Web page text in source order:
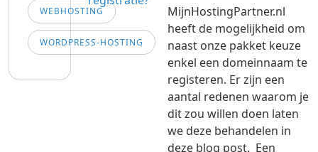
WEBHOSTING
WORDPRESS-HOSTING
MijnHostingPartner.nl
heeft de mogelijkheid om
naast onze pakket keuze
enkel een domeinnaam te
registeren. Er zijn een
aantal redenen waarom je
dit zou willen doen laten
we deze behandelen in
deze blog post. Een